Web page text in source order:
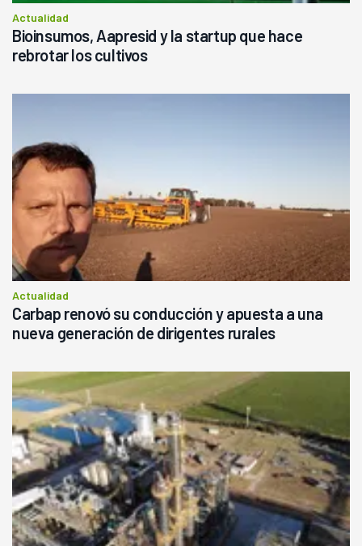
Actualidad
Bioinsumos, Aapresid y la startup que hace
rebrotar los cultivos
Actualidad
Carbap renovó su conducción y apuesta a una
nueva generación de dirigentes rurales